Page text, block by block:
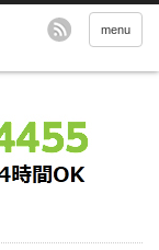
menu